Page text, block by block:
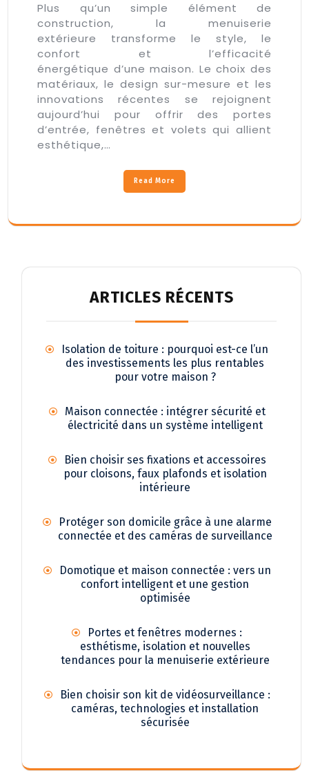
Plus qu’un simple élément de
construction, la menuiserie
extérieure transforme le style, le
confort et l’efficacité
énergétique d’une maison. Le choix des
matériaux, le design sur-mesure et les
innovations récentes se rejoignent
aujourd’hui pour offrir des portes
d’entrée, fenêtres et volets qui allient
esthétique,…
Read More
ARTICLES RÉCENTS
Isolation de toiture : pourquoi est-ce l’un
des investissements les plus rentables
pour votre maison ?
Maison connectée : intégrer sécurité et
électricité dans un système intelligent
Bien choisir ses fixations et accessoires
pour cloisons, faux plafonds et isolation
intérieure
Protéger son domicile grâce à une alarme
connectée et des caméras de surveillance
Domotique et maison connectée : vers un
confort intelligent et une gestion
optimisée
Portes et fenêtres modernes :
esthétisme, isolation et nouvelles
tendances pour la menuiserie extérieure
Bien choisir son kit de vidéosurveillance :
caméras, technologies et installation
sécurisée